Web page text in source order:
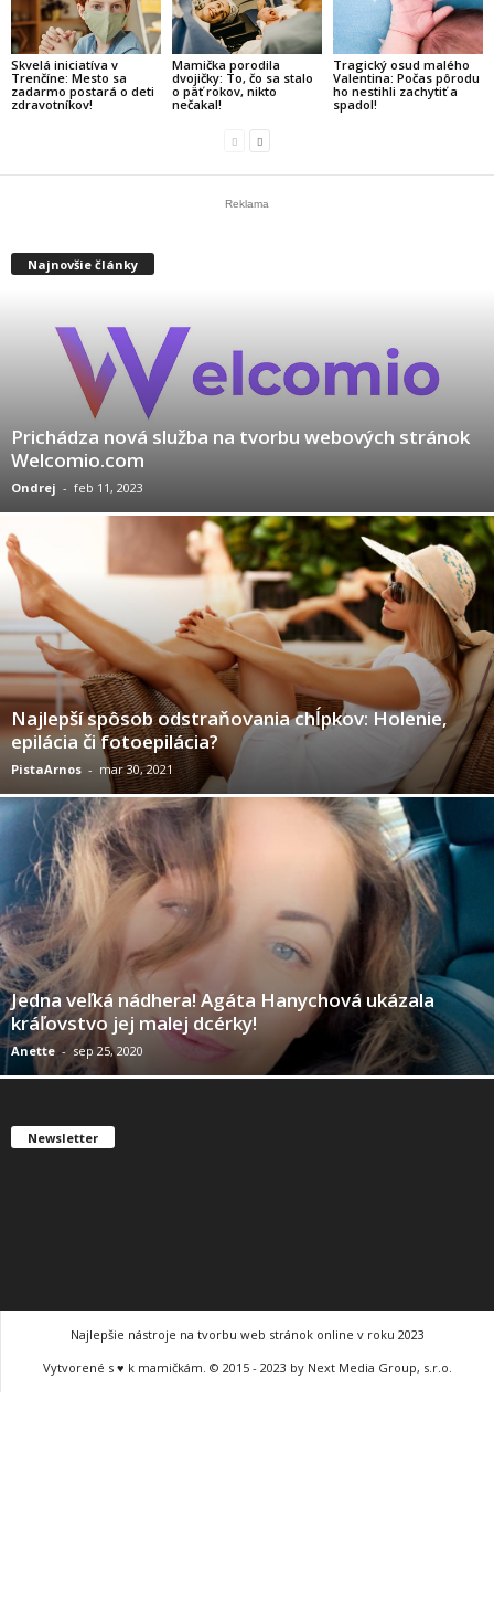
Skvelá iniciatíva v
Trenčíne: Mesto sa
zadarmo postará o deti
zdravotníkov!
Mamička porodila
dvojičky: To, čo sa stalo
o päť rokov, nikto
nečakal!
Tragický osud malého
Valentina: Počas pôrodu
ho nestihli zachytiť a
spadol!
Reklama
Najnovšie články
Prichádza nová služba na tvorbu webových stránok
Welcomio.com
Ondrej - feb 11, 2023
Najlepší spôsob odstraňovania chĺpkov: Holenie,
epilácia či fotoepilácia?
PistaArnos - mar 30, 2021
Jedna veľká nádhera! Agáta Hanychová ukázala
kráľovstvo jej malej dcérky!
Anette - sep 25, 2020
Newsletter
Najlepšie nástroje na tvorbu web stránok online v roku 2023
Vytvorené s ♥ k mamičkám. © 2015 - 2023 by Next Media Group, s.r.o.